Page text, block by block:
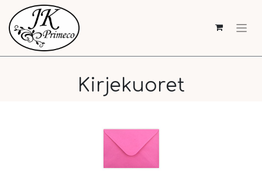
Kirjekuoret